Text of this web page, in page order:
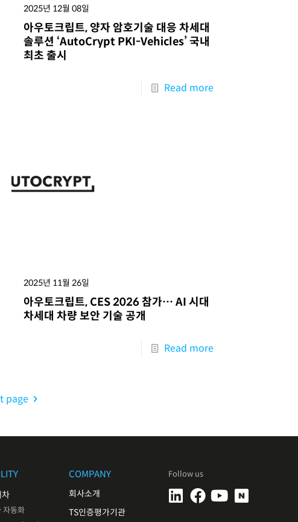
2025년 12월 08일
아우토크립트, 양자 암호기술 대응 차세대
솔루션 ‘AutoCrypt PKI-Vehicles’ 국내
최초 출시
Read more
2025년 11월 26일
아우토크립트, CES 2026 참가… AI 시대
차세대 차량 보안 기술 공개
Read more
page
차
자동화
COMPANY
회사소개
TS인증평가기관
Follow us